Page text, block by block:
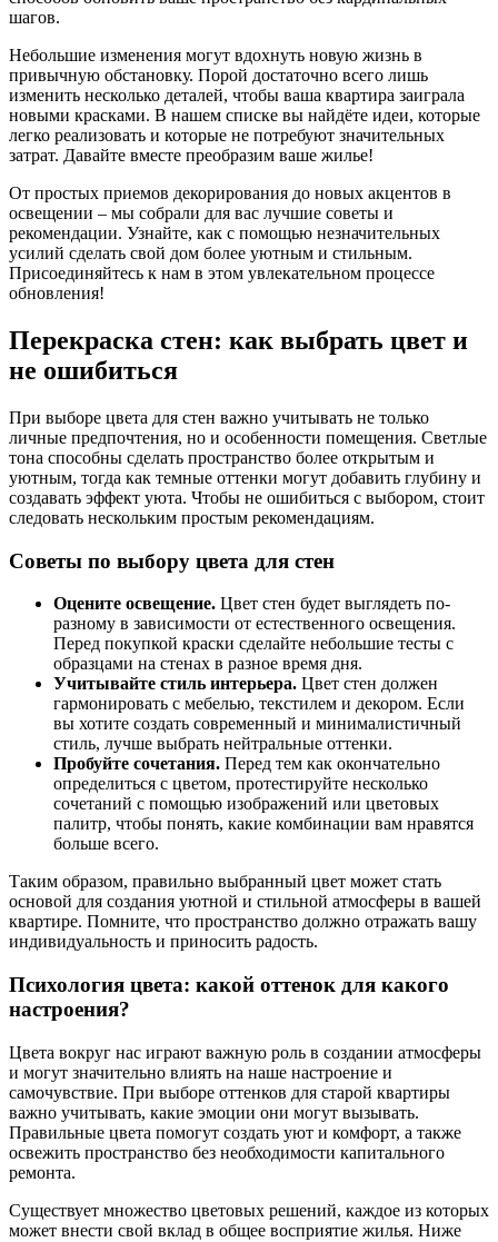
шагов.
Небольшие изменения могут вдохнуть новую жизнь в
привычную обстановку. Порой достаточно всего лишь
изменить несколько деталей, чтобы ваша квартира заиграла
новыми красками. В нашем списке вы найдёте идеи, которые
легко реализовать и которые не потребуют значительных
затрат. Давайте вместе преобразим ваше жилье!
От простых приемов декорирования до новых акцентов в
освещении – мы собрали для вас лучшие советы и
рекомендации. Узнайте, как с помощью незначительных
усилий сделать свой дом более уютным и стильным.
Присоединяйтесь к нам в этом увлекательном процессе
обновления!
Перекраска стен: как выбрать цвет и
не ошибиться
При выборе цвета для стен важно учитывать не только
личные предпочтения, но и особенности помещения. Светлые
тона способны сделать пространство более открытым и
уютным, тогда как темные оттенки могут добавить глубину и
создавать эффект уюта. Чтобы не ошибиться с выбором, стоит
следовать нескольким простым рекомендациям.
Советы по выбору цвета для стен
Оцените освещение. Цвет стен будет выглядеть по-
разному в зависимости от естественного освещения.
Перед покупкой краски сделайте небольшие тесты с
образцами на стенах в разное время дня.
Учитывайте стиль интерьера. Цвет стен должен
гармонировать с мебелью, текстилем и декором. Если
вы хотите создать современный и минималистичный
стиль, лучше выбрать нейтральные оттенки.
Пробуйте сочетания. Перед тем как окончательно
определиться с цветом, протестируйте несколько
сочетаний с помощью изображений или цветовых
палитр, чтобы понять, какие комбинации вам нравятся
больше всего.
Таким образом, правильно выбранный цвет может стать
основой для создания уютной и стильной атмосферы в вашей
квартире. Помните, что пространство должно отражать вашу
индивидуальность и приносить радость.
Психология цвета: какой оттенок для какого
настроения?
Цвета вокруг нас играют важную роль в создании атмосферы
и могут значительно влиять на наше настроение и
самочувствие. При выборе оттенков для старой квартиры
важно учитывать, какие эмоции они могут вызывать.
Правильные цвета помогут создать уют и комфорт, а также
освежить пространство без необходимости капитального
ремонта.
Существует множество цветовых решений, каждое из которых
может внести свой вклад в общее восприятие жилья. Ниже